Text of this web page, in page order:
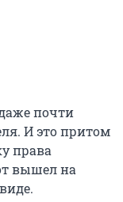
почти
И это притом
права
вышел на